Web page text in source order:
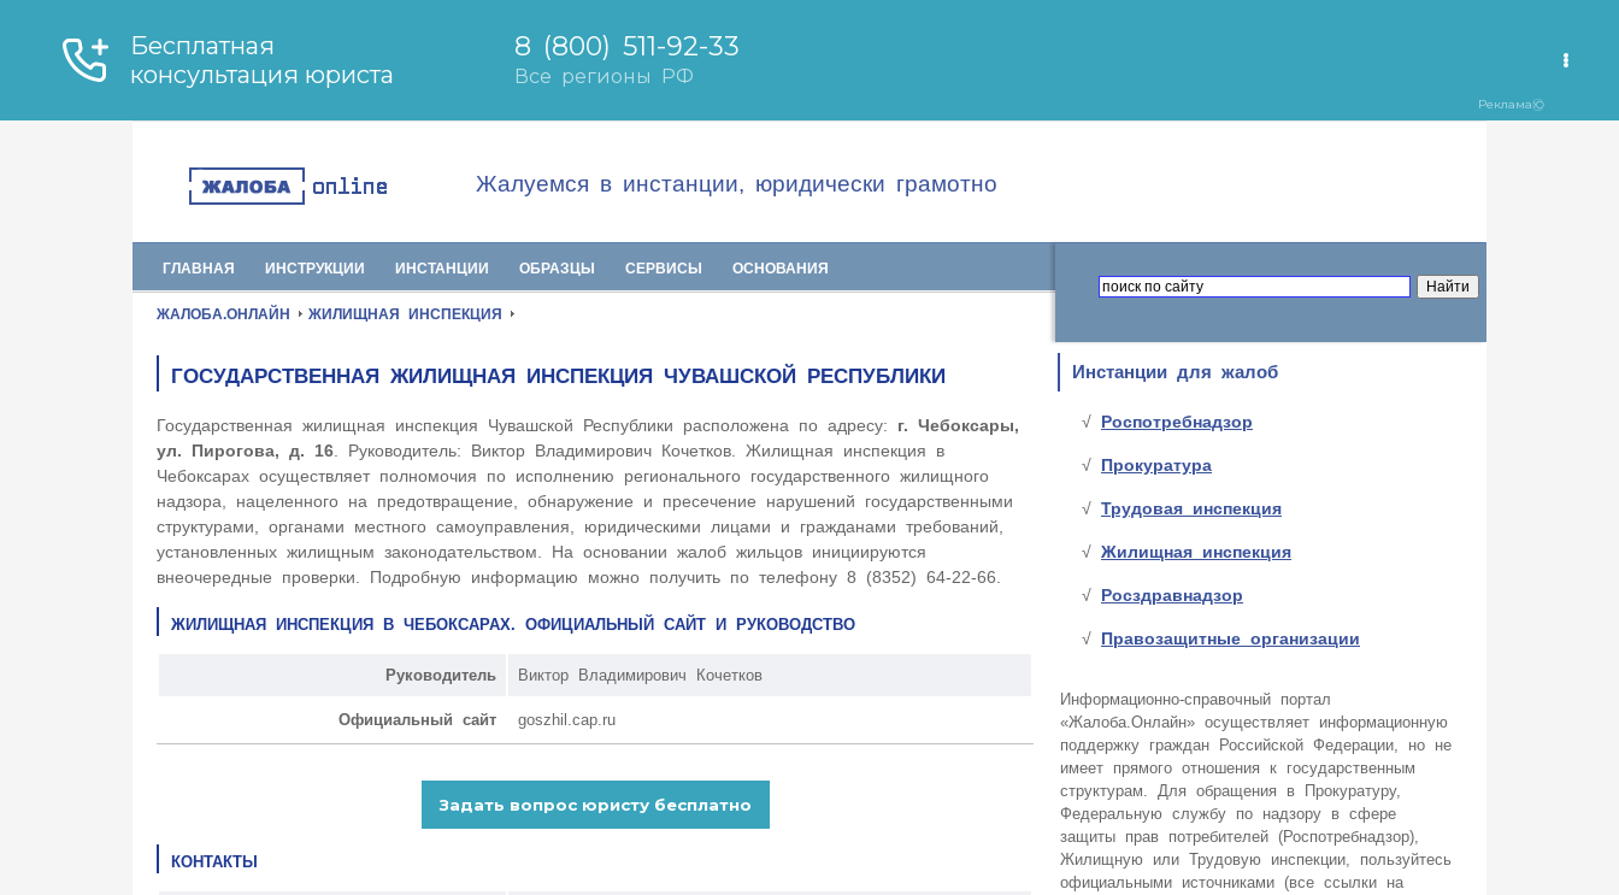
Жалуемся в инстанции, юридически грамотно
ГЛАВНАЯ ИНСТРУКЦИИ ИНСТАНЦИИ ОБРАЗЦЫ СЕРВИСЫ ОСНОВАНИЯ
ЖАЛОБА.ОНЛАЙН ЖИЛИЩНАЯ ИНСПЕКЦИЯ
ГОСУДАРСТВЕННАЯ ЖИЛИЩНАЯ ИНСПЕКЦИЯ ЧУВАШСКОЙ РЕСПУБЛИКИ
Государственная жилищная инспекция Чувашской Республики расположена по адресу: г. Чебоксары,
ул. Пирогова, д. 16 . Руководитель: Виктор Владимирович Кочетков. Жилищная инспекция в
Чебоксарах осуществляет полномочия по исполнению регионального государственного жилищного
надзора, нацеленного на предотвращение, обнаружение и пресечение нарушений государственными
структурами, органами местного самоуправления, юридическими лицами и гражданами требований,
установленных жилищным законодательством. На основании жалоб жильцов инициируются
внеочередные проверки. Подробную информацию можно получить по телефону 8 (8352) 64-22-66.
ЖИЛИЩНАЯ ИНСПЕКЦИЯ В ЧЕБОКСАРАХ. ОФИЦИАЛЬНЫЙ САЙТ И РУКОВОДСТВО
Руководитель Виктор Владимирович Кочетков
Официальный сайт goszhil.cap.ru
КОНТАКТЫ
Инстанции для жалоб
Роспотребнадзор
Прокуратура
Трудовая инспекция
Жилищная инспекция
Росздравнадзор
Правозащитные организации
Информационно-справочный портал
«Жалоба.Онлайн» осуществляет информационную
поддержку граждан Российской Федерации, но не
имеет прямого отношения к государственным
структурам. Для обращения в Прокуратуру,
Федеральную службу по надзору в сфере
защиты прав потребителей (Роспотребнадзор),
Жилищную или Трудовую инспекции, пользуйтесь
официальными источниками (все ссылки на